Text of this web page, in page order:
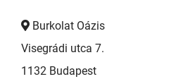
Burkolat Oázis
Visegrádi utca 7.
1132 Budapest